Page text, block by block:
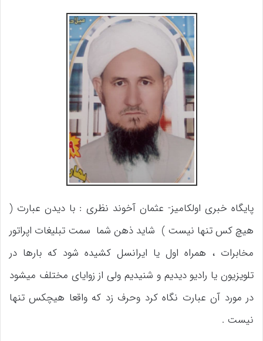
پایگاه خبری اولکامیز- عثمان آخوند نظری : با دیدن عبارت (
هیچ کس تنها نیست ) شاید ذهن شما سمت تبلیغات اپراتور
مخابرات ، همراه اول یا ایرانسل کشیده شود که بارها در
تلویزیون یا رادیو دیدیم و شنیدیم ولی از زوایای مختلف میشود
در مورد آن عبارت نگاه کرد وحرف زد که واقعا هیچکس تنها
نیست .